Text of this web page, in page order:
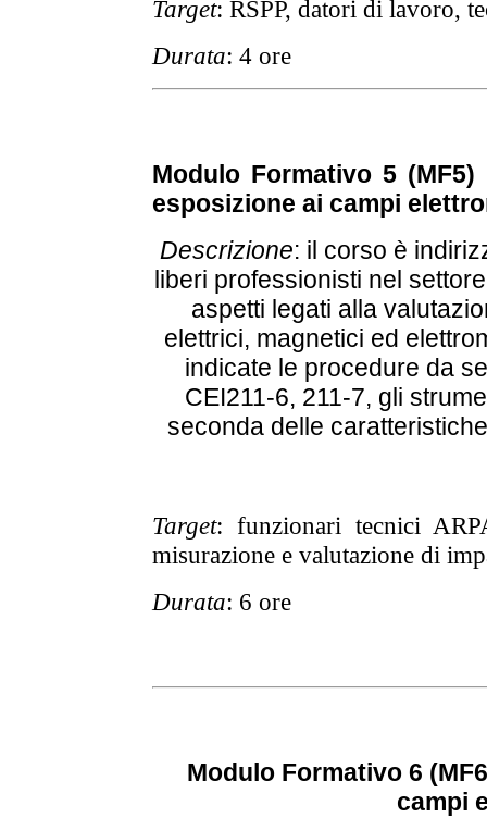
Target: RSPP, datori di lavoro,
Durata: 4 ore
Modulo Formativo 5 (MF5)
esposizione ai campi
Descrizione: il corso è
liberi professionisti nel
aspetti legati alla
elettrici, magnetici ed
indicate le procedure da
CEI211-6, 211-7, gli
seconda delle
Target: funzionari tecnici
misurazione e valutazione di
Durata: 6 ore
Modulo Formativo 6
campi